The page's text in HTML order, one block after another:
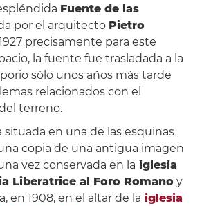
Fuente de las
por el arquitecto Pietro
precisamente para este
la fuente fue trasladada a la
sólo unos años más tarde
relacionados con el
terreno.
situada en una de las esquinas
copia de una antigua imagen
vez conservada en la iglesia
Liberatrice al Foro Romanoy
en 1908, en el altar de la iglesia